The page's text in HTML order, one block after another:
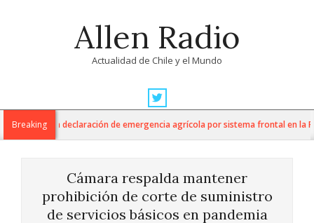
Allen Radio
Actualidad de Chile y el Mundo
Navigation
MenuBreaking
anuncia declaración de emergencia agrícola por sistema frontal en la
Cámara respalda mantener
prohibición de corte de suministro
de servicios básicos en pandemia